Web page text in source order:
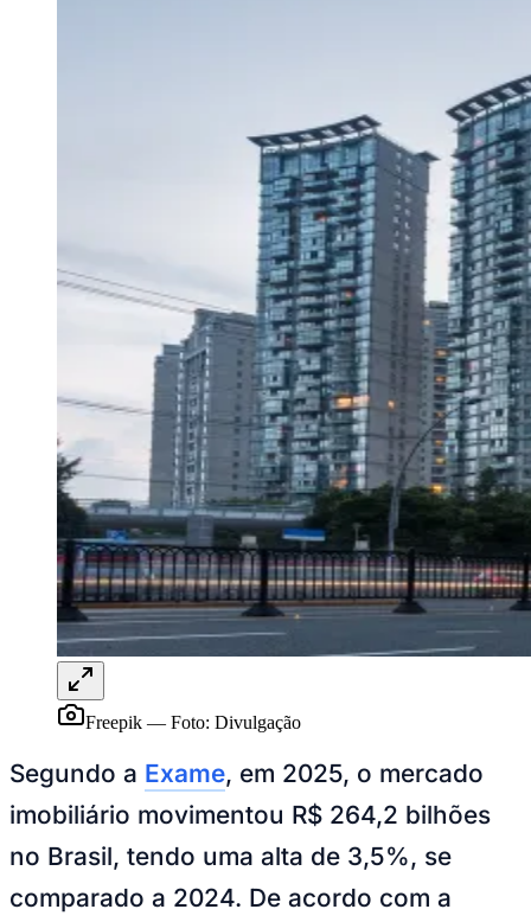
Mercado imobiliário estimula economia e
inovação tecnológica
01 de junho de 2026 às 10:45